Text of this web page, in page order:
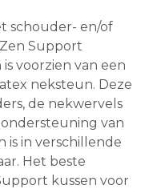
schouder- en/of
Support
voorzien van een
neksteun. Deze
de nekwervels
van
is in verschillende
Het beste
kussen voor